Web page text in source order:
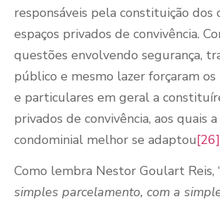
responsáveis pela constituição dos
espaços privados de convivência.
questões envolvendo segurança,
público e mesmo lazer forçaram
e particulares em geral a
privados de convivência, aos quais
condominial melhor se adaptou[26]
Como lembra Nestor Goulart Reis,
simples parcelamento, com a